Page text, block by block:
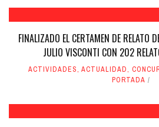
FINALIZADO EL CERTAMEN DE RELATO
JULIO VISCONTI CON 202
ACTIVIDADES, ACTUALIDAD,
PORTADA